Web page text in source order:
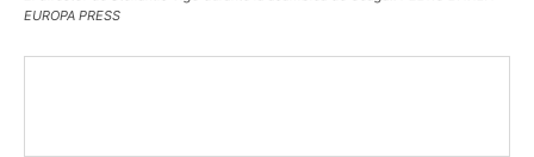
EUROPA PRESS